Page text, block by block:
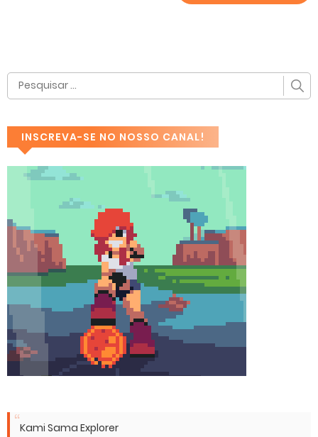
INSCREVA-SE NO NOSSO CANAL!
Kami Sama Explorer